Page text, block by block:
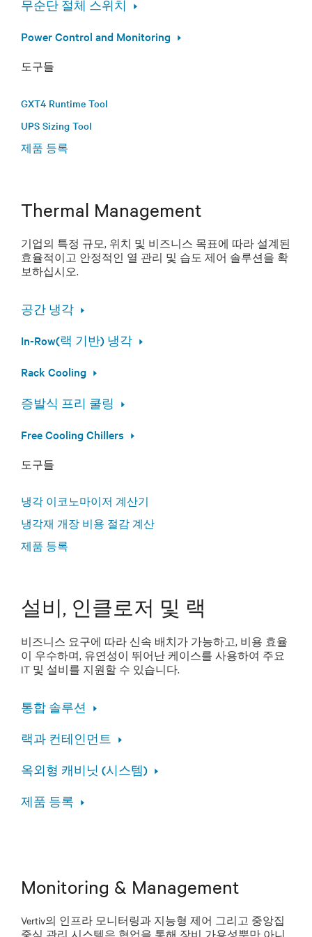
무순단 절체 스위치
Power Control and Monitoring
도구들
GXT4 Runtime Tool
UPS Sizing Tool
제품 등록
Thermal Management
기업의 특정 규모, 위치 및 비즈니스 목표에 따라 설계된
효율적이고 안정적인 열 관리 및 습도 제어 솔루션을 확
보하십시오.
공간 냉각
In-Row(랙 기반) 냉각
Rack Cooling
증발식 프리 쿨링
Free Cooling Chillers
도구들
냉각 이코노마이저 계산기
냉각재 개장 비용 절감 계산
제품 등록
설비, 인클로저 및 랙
비즈니스 요구에 따라 신속 배치가 가능하고, 비용 효율
이 우수하며, 유연성이 뛰어난 케이스를 사용하여 주요
IT 및 설비를 지원할 수 있습니다.
통합 솔루션
랙과 컨테인먼트
옥외형 캐비닛 (시스템)
제품 등록
Monitoring & Management
Vertiv의 인프라 모니터링과 지능형 제어 그리고 중앙집
중식 관리 시스템은 협업을 통해 장비 가용성뿐만 아니